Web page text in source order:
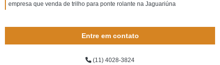
empresa que venda de trilho para ponte rolante na Jaguariúna
Entre em contato
(11) 4028-3824